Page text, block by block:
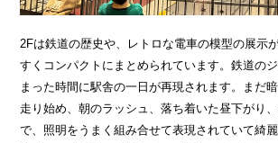
2Fは鉄道の歴史や、レトロな電車の模型の展示
すくコンパクトにまとめられています。鉄道の
まった時間に駅舎の一日が再現されます。まだ
走り始め、朝のラッシュ、落ち着いた昼下がり
で、照明をうまく組み合せて表現されていて綺